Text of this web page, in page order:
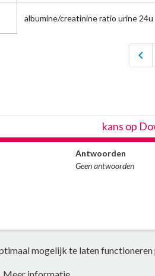
albumine/creatinine ratio urine 24u
chevron_left
kans op
Antwoorden
Geen antwoorden
mogelijk te laten